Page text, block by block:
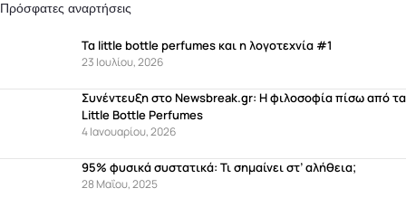
Πρόσφατες αναρτήσεις
Τα little bottle perfumes και η λογοτεχνία #1
23 Ιουλίου, 2026
Συνέντευξη στο Newsbreak.gr: Η φιλοσοφία πίσω από τα
Little Bottle Perfumes
4 Ιανουαρίου, 2026
95% φυσικά συστατικά: Τι σημαίνει στ’ αλήθεια;
28 Μαΐου, 2025